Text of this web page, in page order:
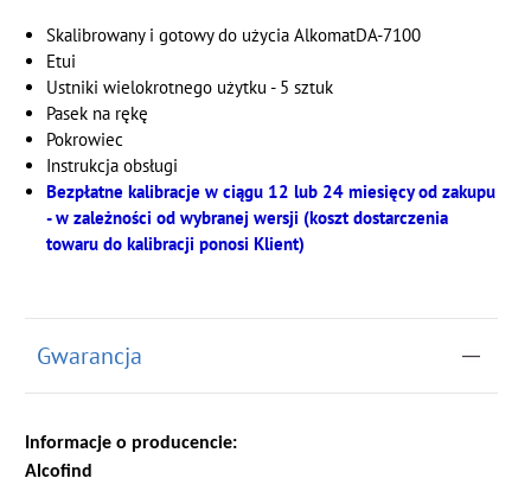
Skalibrowany i gotowy do użycia AlkomatDA-7100
Etui
Ustniki wielokrotnego użytku - 5 sztuk
Pasek na rękę
Pokrowiec
Instrukcja obsługi
Bezpłatne kalibracje w ciągu 12 lub 24 miesięcy od zakupu
- w zależności od wybranej wersji (koszt dostarczenia
towaru do kalibracji ponosi Klient)
Gwarancja
Informacje o producencie:
Alcofind